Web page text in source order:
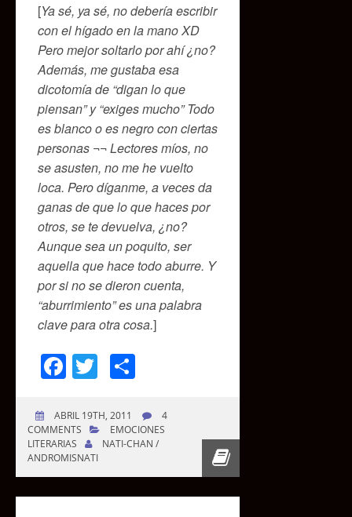
[Ya sé, ya sé, no debería escribir
con el hígado en la mano XD
Pero mejor soltarlo por ahí ¿no?
Además, me gustaba esa
dicotomía de “digan lo que
piensan” y “exiges mucho” Todo
es blanco o es negro con ciertas
personas ¬¬ Lectores míos, no
se asusten, no me he vuelto
loca. Pero díganme, a veces da
ganas de que lo que haces por
otros, se te devuelva, ¿no?
Aunque sea un poquito, ser
aquella que hace todo aburre. Y
por si no se dieron cuenta,
“aburrimiento” es una palabra
clave para otra cosa.]
Facebook
Twitter
ABRIL 19TH, 2011
4
COMMENTS
EMOCIONES
LITERARIAS
NATI-CHAN /
ANDROMISNATI